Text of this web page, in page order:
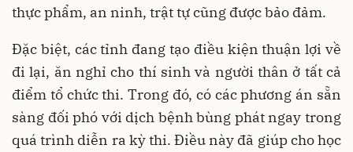
thực phẩm, an ninh, trật tự cũng được bảo đảm.
Đặc biệt, các tỉnh đang tạo điều kiện thuận lợi về
đi lại, ăn nghỉ cho thí sinh và người thân ở tất cả
điểm tổ chức thi. Trong đó, có các phương án sẵn
sàng đối phó với dịch bệnh bùng phát ngay trong
quá trình diễn ra kỳ thi. Điều này đã giúp cho học